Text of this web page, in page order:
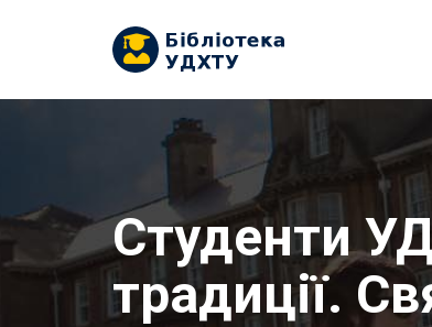
Студенти
традиції.